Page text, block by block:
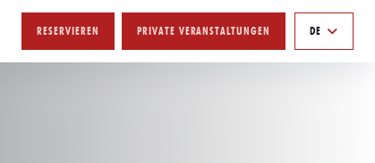
RESERVIEREN PRIVATE VERANSTALTUNGEN DE